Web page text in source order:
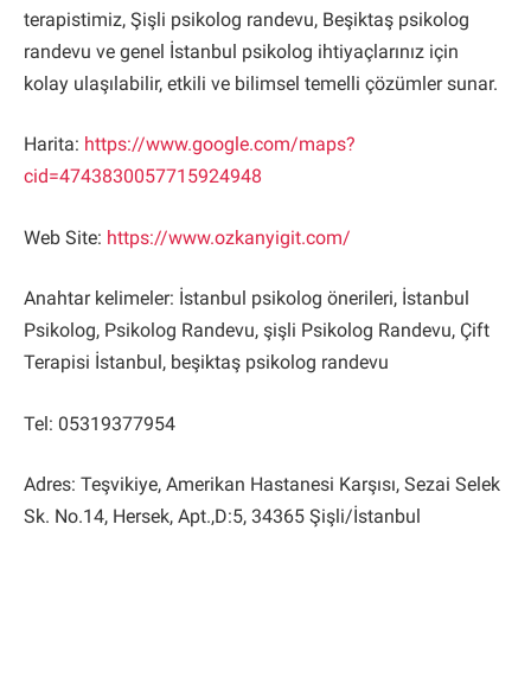
terapistimiz, Şişli psikolog randevu, Beşiktaş psikolog
randevu ve genel İstanbul psikolog ihtiyaçlarınız için
kolay ulaşılabilir, etkili ve bilimsel temelli çözümler sunar.
Harita: https://www.google.com/maps?
cid=4743830057715924948
Web Site: https://www.ozkanyigit.com/
Anahtar kelimeler: İstanbul psikolog önerileri, İstanbul
Psikolog, Psikolog Randevu, şişli Psikolog Randevu, Çift
Terapisi İstanbul, beşiktaş psikolog randevu
Tel: 05319377954
Adres: Teşvikiye, Amerikan Hastanesi Karşısı, Sezai Selek
Sk. No.14, Hersek, Apt.,D:5, 34365 Şişli/İstanbul